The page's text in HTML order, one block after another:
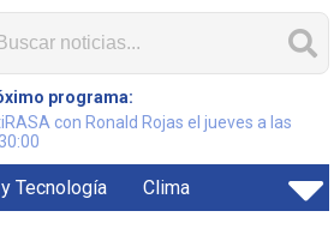
programa:
con Ronald Rojas el jueves a las
Tecnología Clima